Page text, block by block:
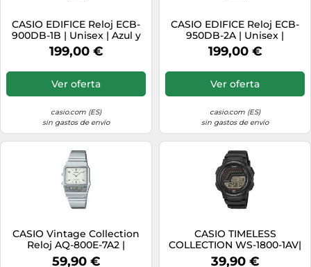
CASIO EDIFICE Reloj ECB-
900DB-1B | Unisex | Azul y
azul claro
199,00 €
Ver oferta
casio.com (ES)
sin gastos de envío
CASIO EDIFICE Reloj ECB-
950DB-2A | Unisex |
Negro/Plateado
199,00 €
Ver oferta
casio.com (ES)
sin gastos de envío
CASIO Vintage Collection
Reloj AQ-800E-7A2 |
Plateado
59,90 €
CASIO TIMELESS
COLLECTION WS-1800-1AV|
Negro
39,90 €